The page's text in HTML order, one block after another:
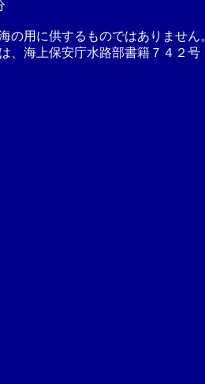
の用に供するものではありませ
、海上保安庁水路部書籍７４２